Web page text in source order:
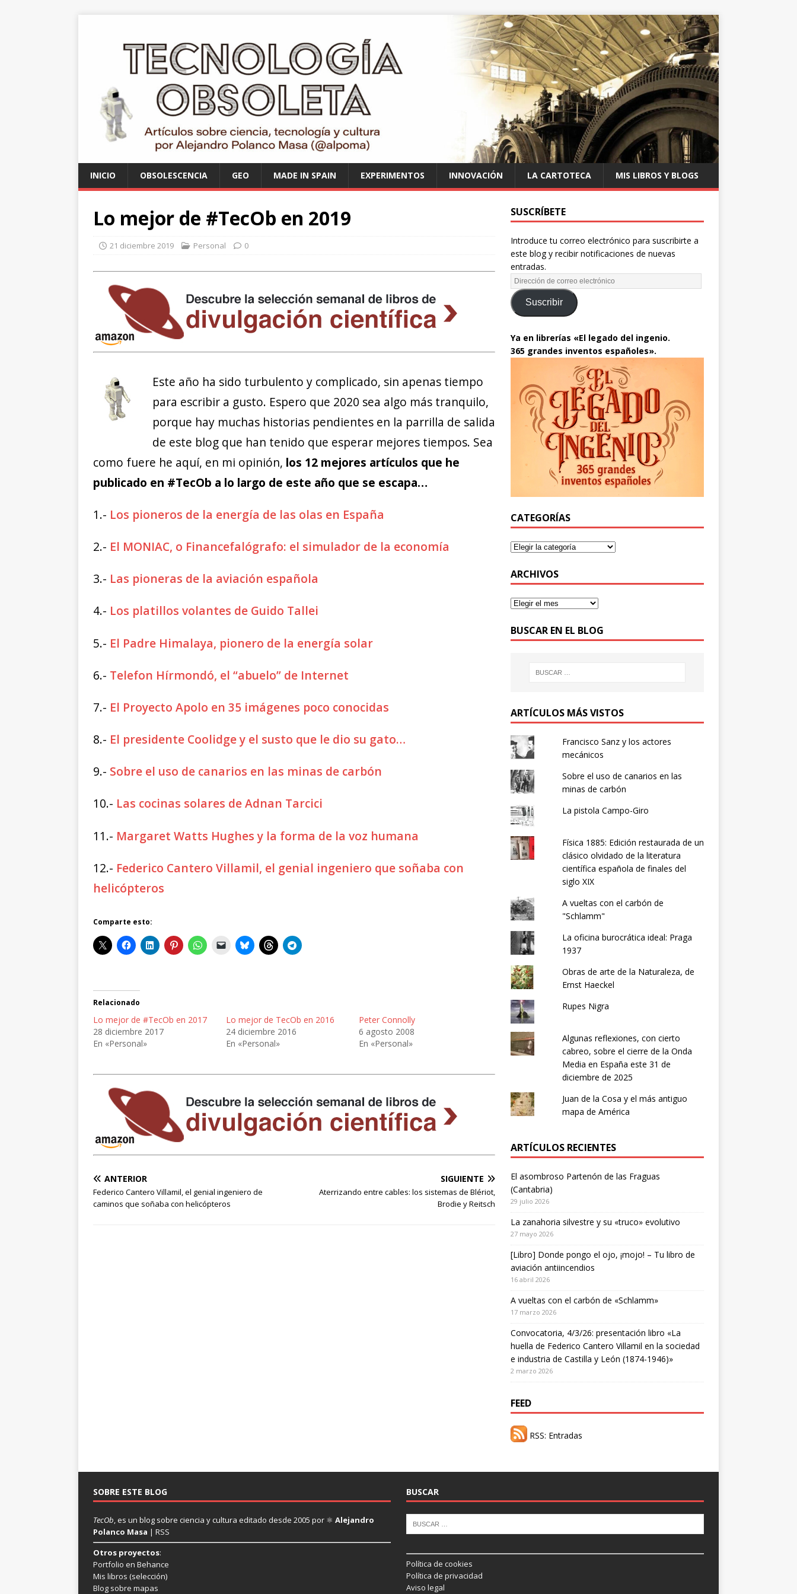
INICIO OBSOLESCENCIA GEO MADE IN SPAIN EXPERIMENTOS INNOVACIÓN LA CARTOTECA MIS LIBROS Y BLOGS
Lo mejor de #TecOb en 2019
21 diciembre 2019 Personal 0
Este año ha sido turbulento y complicado, sin apenas tiempo
para escribir a gusto. Espero que 2020 sea algo más tranquilo,
porque hay muchas historias pendientes en la parrilla de salida
de este blog que han tenido que esperar mejores tiempos. Sea
como fuere he aquí, en mi opinión, los 12 mejores artículos que he
publicado en #TecOb a lo largo de este año que se escapa…
1.- Los pioneros de la energía de las olas en España
2.- El MONIAC, o Financefalógrafo: el simulador de la economía
3.- Las pioneras de la aviación española
4.- Los platillos volantes de Guido Tallei
5.- El Padre Himalaya, pionero de la energía solar
6.- Telefon Hírmondó, el “abuelo” de Internet
7.- El Proyecto Apolo en 35 imágenes poco conocidas
8.- El presidente Coolidge y el susto que le dio su gato…
9.- Sobre el uso de canarios en las minas de carbón
10.- Las cocinas solares de Adnan Tarcici
11.- Margaret Watts Hughes y la forma de la voz humana
12.- Federico Cantero Villamil, el genial ingeniero que soñaba con
helicópteros
Comparte esto:
Relacionado
Lo mejor de #TecOb en 2017
28 diciembre 2017
En «Personal»
Lo mejor de TecOb en 2016
24 diciembre 2016
En «Personal»
Peter Connolly
6 agosto 2008
En «Personal»
ANTERIOR
Federico Cantero Villamil, el genial ingeniero de
caminos que soñaba con helicópteros
SIGUIENTE
Aterrizando entre cables: los sistemas de Blériot,
Brodie y Reitsch
SUSCRÍBETE
Introduce tu correo electrónico para suscribirte a
este blog y recibir notificaciones de nuevas
entradas.
Suscribir
Ya en librerías «El legado del ingenio.
365 grandes inventos españoles».
CATEGORÍAS
ARCHIVOS
BUSCAR EN EL BLOG
ARTÍCULOS MÁS VISTOS
Francisco Sanz y los actores
mecánicos
Sobre el uso de canarios en las
minas de carbón
La pistola Campo-Giro
Física 1885: Edición restaurada de un
clásico olvidado de la literatura
científica española de finales del
siglo XIX
A vueltas con el carbón de
"Schlamm"
La oficina burocrática ideal: Praga
1937
Obras de arte de la Naturaleza, de
Ernst Haeckel
Rupes Nigra
Algunas reflexiones, con cierto
cabreo, sobre el cierre de la Onda
Media en España este 31 de
diciembre de 2025
Juan de la Cosa y el más antiguo
mapa de América
ARTÍCULOS RECIENTES
El asombroso Partenón de las Fraguas
(Cantabria)
29 julio 2026
La zanahoria silvestre y su «truco» evolutivo
27 mayo 2026
[Libro] Donde pongo el ojo, ¡mojo! – Tu libro de
aviación antiincendios
16 abril 2026
A vueltas con el carbón de «Schlamm»
17 marzo 2026
Convocatoria, 4/3/26: presentación libro «La
huella de Federico Cantero Villamil en la sociedad
e industria de Castilla y León (1874-1946)»
2 marzo 2026
FEED
RSS: Entradas
SOBRE ESTE BLOG
TecOb, es un blog sobre ciencia y cultura editado desde 2005 por ⚛ Alejandro
Polanco Masa | RSS
Otros proyectos:
Portfolio en Behance
Mis libros (selección)
Blog sobre mapas
BUSCAR
Política de cookies
Política de privacidad
Aviso legal